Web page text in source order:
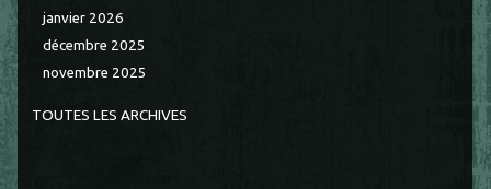
janvier 2026
décembre 2025
novembre 2025
TOUTES LES ARCHIVES